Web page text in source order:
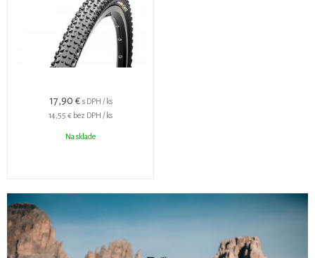
17,90 € s DPH / ks
14,55 € bez DPH / ks
Na sklade